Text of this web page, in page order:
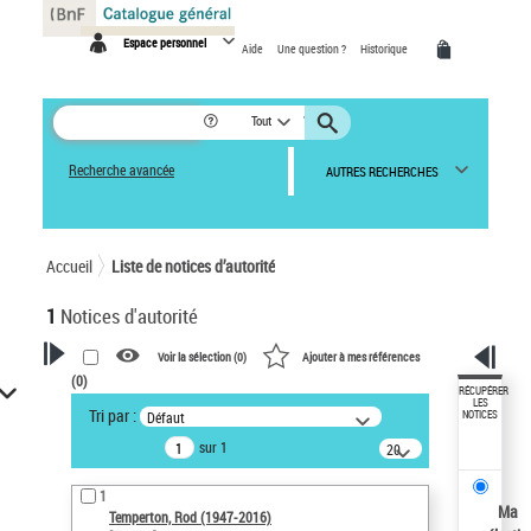
Espace personnel Aide Une question ? Historique
Tout
Recherche avancée AUTRES RECHERCHES
Accueil Liste de notices d’autorité
1 Notices d'autorité
VOTRE RECHERCHE
Recherche avancée dans les
notices d’autorité
Œuvres liées à l'auteur :
Temperton, Rod (1947-2016)
Voir la sélection (0) Ajouter à mes références
(0)
Tri par : Défaut
sur 1
20
résultats/page
1
Temperton, Rod (1947-2016)
RÉCUPÉRER
LES
NOTICES
Ma
Panneau de gestion des cookies